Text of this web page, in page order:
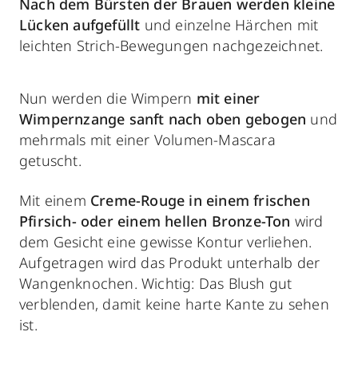
Nach dem Bürsten der Brauen werden kleine
Lücken aufgefüllt und einzelne Härchen mit
leichten Strich-Bewegungen nachgezeichnet.
Nun werden die Wimpern mit einer
Wimpernzange sanft nach oben gebogen und
mehrmals mit einer Volumen-Mascara
getuscht.
Mit einem Creme-Rouge in einem frischen
Pfirsich- oder einem hellen Bronze-Ton wird
dem Gesicht eine gewisse Kontur verliehen.
Aufgetragen wird das Produkt unterhalb der
Wangenknochen. Wichtig: Das Blush gut
verblenden, damit keine harte Kante zu sehen
ist.